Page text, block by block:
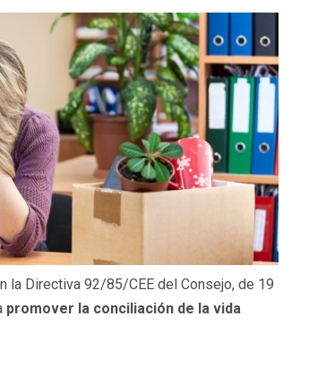
la Directiva 92/85/CEE del Consejo, de 19
promover la conciliación de la vida